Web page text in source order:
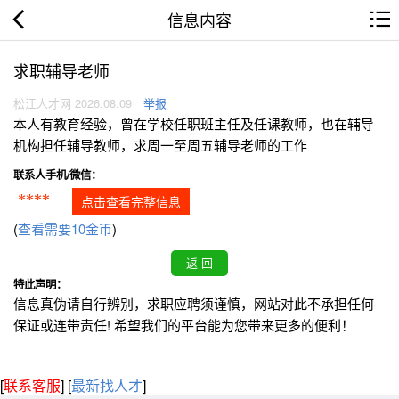
信息内容
求职辅导老师
松江人才网 2026.08.09 举报
本人有教育经验，曾在学校任职班主任及任课教师，也在辅导
机构担任辅导教师，求周一至周五辅导老师的工作
联系人手机/微信：
**** 点击查看完整信息
(查看需要10金币)
特此声明：
信息真伪请自行辨别，求职应聘须谨慎，网站对此不承担任何
保证或连带责任! 希望我们的平台能为您带来更多的便利！
[联系客服] [最新找人才]